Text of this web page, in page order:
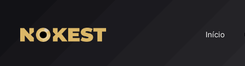
conteúdo
Início